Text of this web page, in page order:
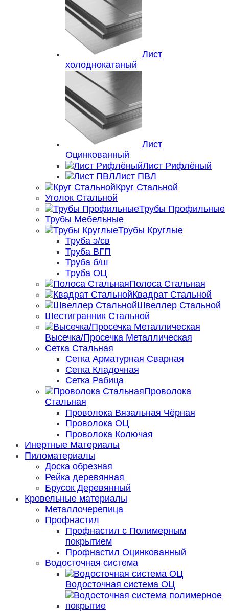
Лист
холоднокатаный
Лист
Оцинкованный
Лист Рифлёный
Лист ПВЛ
Круг Стальной
Уголок Стальной
Трубы Профильные
Трубы Мебельные
Трубы Круглые
Труба э/св
Труба ВГП
Труба б/ш
Труба ОЦ
Полоса Стальная
Квадрат Стальной
Швеллер Стальной
Шестигранник Стальной
Высечка/Просечка Металлическая
Сетка Стальная
Сетка Арматурная Сварная
Сетка Кладочная
Сетка Рабица
Проволока
Стальная
Проволока Вязальная Чёрная
Проволока ОЦ
Проволока Колючая
Инертные Материалы
Пиломатериалы
Доска обрезная
Рейка деревянная
Брусок Деревянный
Кровельные материалы
Металлочерепица
Профнастил
Профнастил с Полимерным
покрытием
Профнастил Оцинкованный
Водосточная система
Водосточная система ОЦ